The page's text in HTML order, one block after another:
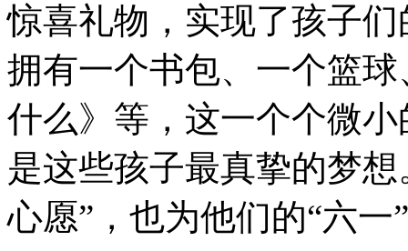
惊喜礼物，实现了孩子
拥有一个书包、一个篮
什么》等，这一个个微
是这些孩子最真挚的梦
心愿”，也为他们的“六